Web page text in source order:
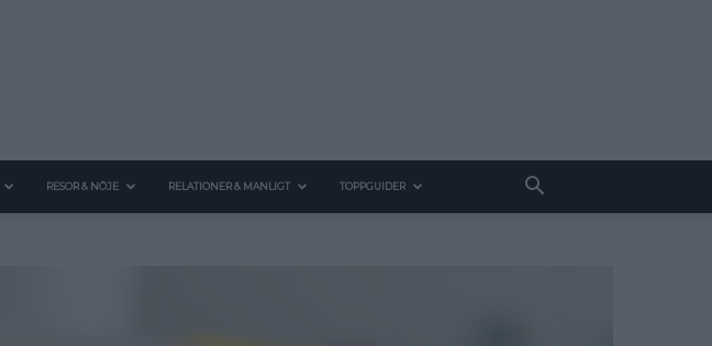
RESOR & NÖJE RELATIONER & MANLIGT TOPPGUIDER